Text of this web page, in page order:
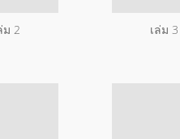
ม 2 เล่ม 3